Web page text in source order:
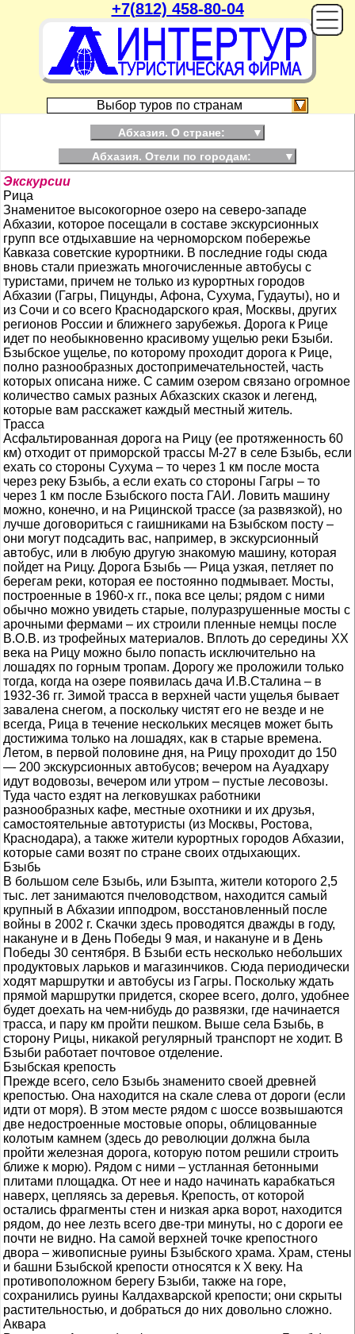
+7(812) 458-80-04
Выбор туров по странам
Абхазия. О стране:
▼
Абхазия. Отели по городам:
▼
Экскурсии
Рица
Знаменитое высокогорное озеро на северо-западе
Абхазии, которое посещали в составе экскурсионных
групп все отдыхавшие на черноморском побережье
Кавказа советские курортники. В последние годы сюда
вновь стали приезжать многочисленные автобусы с
туристами, причем не только из курортных городов
Абхазии (Гагры, Пицунды, Афона, Сухума, Гудауты), но и
из Сочи и со всего Краснодарского края, Москвы, других
регионов России и ближнего зарубежья. Дорога к Рице
идет по необыкновенно красивому ущелью реки Бзыби.
Бзыбское ущелье, по которому проходит дорога к Рице,
полно разнообразных достопримечательностей, часть
которых описана ниже. С самим озером связано огромное
количество самых разных Абхазских сказок и легенд,
которые вам расскажет каждый местный житель.
Трасса
Асфальтированная дорога на Рицу (ее протяженность 60
км) отходит от приморской трассы М-27 в селе Бзыбь, если
ехать со стороны Сухума – то через 1 км после моста
через реку Бзыбь, а если ехать со стороны Гагры – то
через 1 км после Бзыбского поста ГАИ. Ловить машину
можно, конечно, и на Рицинской трассе (за развязкой), но
лучше договориться с гаишниками на Бзыбском посту –
они могут подсадить вас, например, в экскурсионный
автобус, или в любую другую знакомую машину, которая
пойдет на Рицу. Дорога Бзыбь — Рица узкая, петляет по
берегам реки, которая ее постоянно подмывает. Мосты,
построенные в 1960-х гг., пока все целы; рядом с ними
обычно можно увидеть старые, полуразрушенные мосты с
арочными фермами – их строили пленные немцы после
В.О.В. из трофейных материалов. Вплоть до середины ХХ
века на Рицу можно было попасть исключительно на
лошадях по горным тропам. Дорогу же проложили только
тогда, когда на озере появилась дача И.В.Сталина – в
1932-36 гг. Зимой трасса в верхней части ущелья бывает
завалена снегом, а поскольку чистят его не везде и не
всегда, Рица в течение нескольких месяцев может быть
достижима только на лошадях, как в старые времена.
Летом, в первой половине дня, на Рицу проходит до 150
— 200 экскурсионных автобусов; вечером на Ауадхару
идут водовозы, вечером или утром – пустые лесовозы.
Туда часто ездят на легковушках работники
разнообразных кафе, местные охотники и их друзья,
самостоятельные автотуристы (из Москвы, Ростова,
Краснодара), а также жители курортных городов Абхазии,
которые сами возят по стране своих отдыхающих.
Бзыбь
В большом селе Бзыбь, или Бзыпта, жители которого 2,5
тыс. лет занимаются пчеловодством, находится самый
крупный в Абхазии ипподром, восстановленный после
войны в 2002 г. Скачки здесь проводятся дважды в году,
накануне и в День Победы 9 мая, и накануне и в День
Победы 30 сентября. В Бзыби есть несколько небольших
продуктовых ларьков и магазинчиков. Сюда периодически
ходят маршрутки и автобусы из Гагры. Поскольку ждать
прямой маршрутки придется, скорее всего, долго, удобнее
будет доехать на чем-нибудь до развязки, где начинается
трасса, и пару км пройти пешком. Выше села Бзыбь, в
сторону Рицы, никакой регулярный транспорт не ходит. В
Бзыби работает почтовое отделение.
Бзыбская крепость
Прежде всего, село Бзыбь знаменито своей древней
крепостью. Она находится на скале слева от дороги (если
идти от моря). В этом месте рядом с шоссе возвышаются
две недостроенные мостовые опоры, облицованные
колотым камнем (здесь до революции должна была
пройти железная дорога, которую потом решили строить
ближе к морю). Рядом с ними – устланная бетонными
плитами площадка. От нее и надо начинать карабкаться
наверх, цепляясь за деревья. Крепость, от которой
остались фрагменты стен и низкая арка ворот, находится
рядом, до нее лезть всего две-три минуты, но с дороги ее
почти не видно. На самой верхней точке крепостного
двора – живописные руины Бзыбского храма. Храм, стены
и башни Бзыбской крепости относятся к Х веку. На
противоположном берегу Бзыби, также на горе,
сохранились руины Калдахварской крепости; они скрыты
растительностью, и добраться до них довольно сложно.
Аквара